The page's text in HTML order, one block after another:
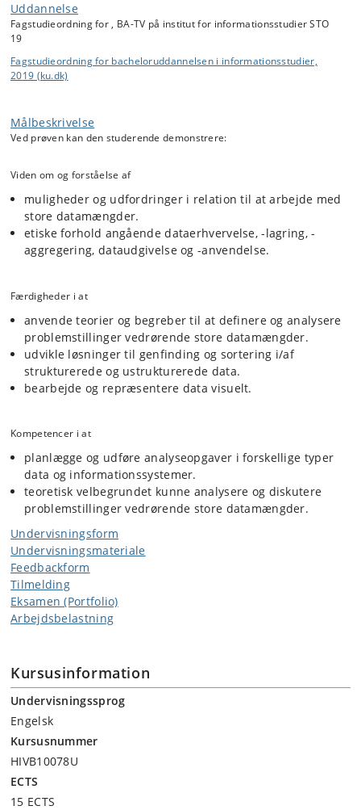
______________
The course in Open Data Science will introduce "open" tools and
data, text data, and temporal data.
analysis. The course will heavily feature hands-on cases where
students work with relevant datasets. It will also introduce the
principles behind FAIR data, including ethical issues related to working
Uddannelse
Fagstudieordning for , BA-TV på institut for informationsstudier STO
19
Fagstudieordning for bacheloruddannelsen i informationsstudier,
2019 (ku.dk)
Målbeskrivelse
Ved prøven kan den studerende demonstrere:
Viden om og forståelse af
muligheder og udfordringer i relation til at arbejde med
store datamængder.
etiske forhold angående dataerhvervelse, -lagring, -
aggregering, dataudgivelse og -anvendelse.
Færdigheder i at
anvende teorier og begreber til at definere og analysere
problemstillinger vedrørende store datamængder.
udvikle løsninger til genfinding og sortering i/af
strukturerede og ustrukturerede data.
bearbejde og repræsentere data visuelt.
Kompetencer i at
planlægge og udføre analyseopgaver i forskellige typer
data og informationssystemer.
teoretisk velbegrundet kunne analysere og diskutere
problemstillinger vedrørende store datamængder.
Undervisningsform
Undervisningsmateriale
Feedbackform
Tilmelding
Eksamen (Portfolio)
Arbejdsbelastning
Kursusinformation
Undervisningssprog
Engelsk
Kursusnummer
HIVB10078U
ECTS
15 ECTS